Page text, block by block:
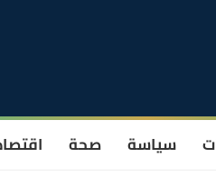
سياسة صحة